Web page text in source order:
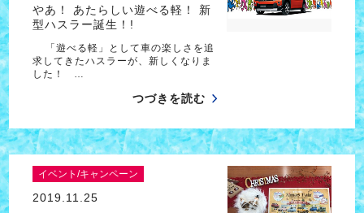
やあ！ あたらしい遊べる軽！ 新
型ハスラー誕生！!
「遊べる軽」として車の楽しさを追
求してきたハスラーが、新しくなりま
した！ …
つづきを読む
イベント/キャンペーン
2019.11.25